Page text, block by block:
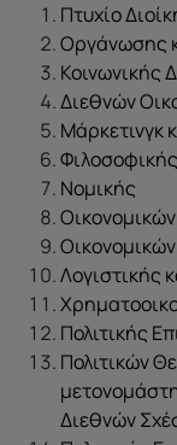
Πτυχίο
Οργάνωσης
Κοινωνικής
Διεθνών
Μάρκετινγκ
Νομικής
Λογιστικής
Πολιτικής
Πολιτικών
Διεθνών